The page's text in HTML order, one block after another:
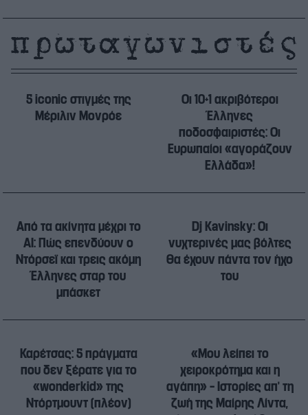
5 iconic στιγμές της
Μέριλιν Μονρόε
Οι 10+1 ακριβότεροι
Έλληνες
ποδοσφαιριστές: Οι
Ευρωπαίοι «αγοράζουν
Ελλάδα»!
Από τα ακίνητα μέχρι το
AI: Πώς επενδύουν ο
Ντόρσεϊ και τρεις ακόμη
Έλληνες σταρ του
μπάσκετ
Dj Kavinsky: Οι
νυχτερινές μας βόλτες
θα έχουν πάντα τον ήχο
του
Καρέτσας: 5 πράγματα
που δεν ξέρατε για το
«wonderkid» της
Ντόρτμουντ (πλέον)
«Μου λείπει το
χειροκρότημα και η
αγάπη» – Ιστορίες απ’ τη
ζωή της Μαίρης Λίντα,